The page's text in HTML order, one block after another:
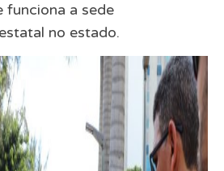
funciona a sede
no estado.